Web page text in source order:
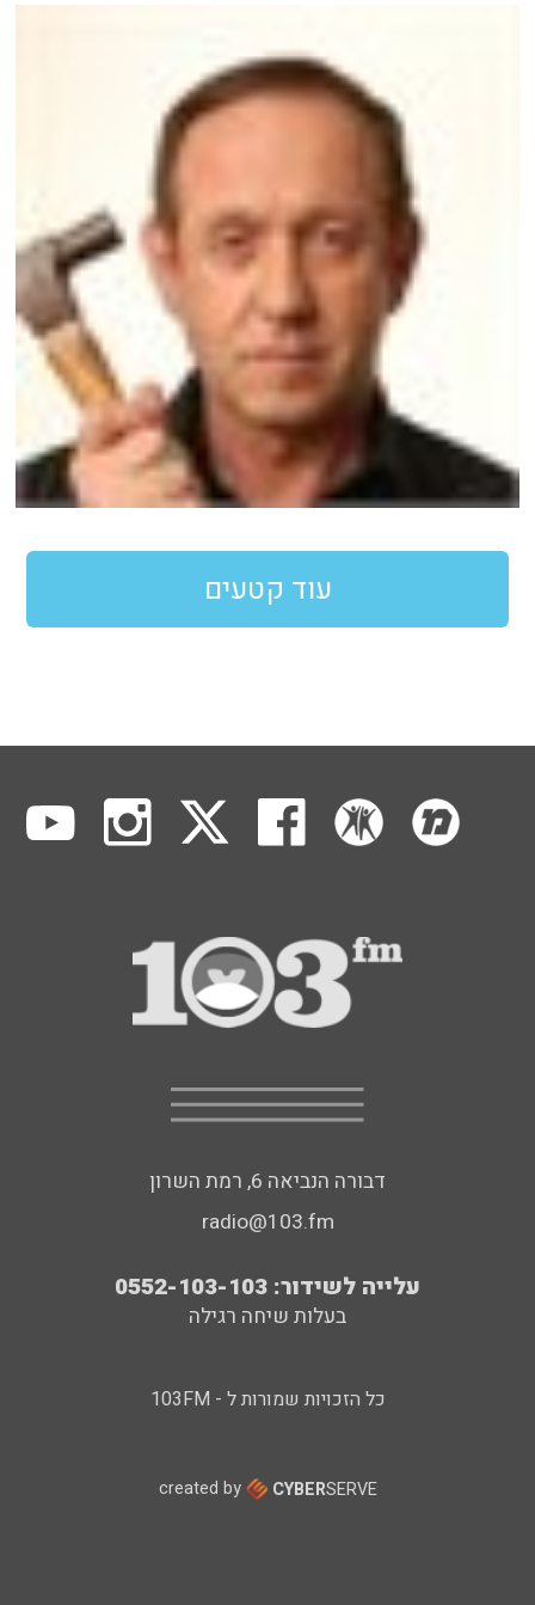
עוד קטעים
דבורה הנביאה 6, רמת השרון
radio@103.fm
עלייה לשידור: 0552-103-103
בעלות שיחה רגילה
כל הזכויות שמורות ל - 103FM
created by CYBERSERVE